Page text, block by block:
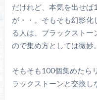
だけれど、本気を出せ
が・・。そもそも幻影
る人は、ブラックストー
ので集め方としては微妙。
そもそも100個集めたら
ラックストーンと交換し